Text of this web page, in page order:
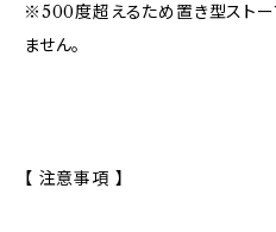
※500度超えるため置き型ストー
ません。
【 注意事項 】